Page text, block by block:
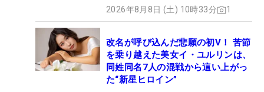
2026年8月8日 (土) 10時33分 1
改名が呼び込んだ悲願の初V！ 苦節
を乗り越えた美女イ・ユルリンは、
同姓同名7人の混戦から這い上がっ
た“新星ヒロイン”